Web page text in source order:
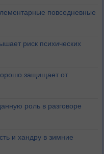
повседневные
риск психических
защищает от
роль в разговоре
и хандру в зимние